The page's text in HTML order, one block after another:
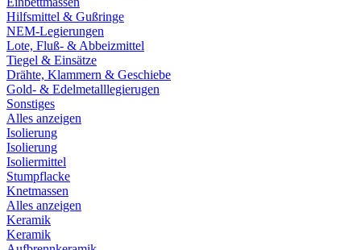
Hilfsmittel & Gußringe
NEM-Legierungen
Lote, Fluß- & Abbeizmittel
Tiegel & Einsätze
Drähte, Klammern & Geschiebe
Gold- & Edelmetalllegierugen
Sonstiges
Alles anzeigen
Isolierung
Isolierung
Isoliermittel
Stumpflacke
Knetmassen
Alles anzeigen
Keramik
Keramik